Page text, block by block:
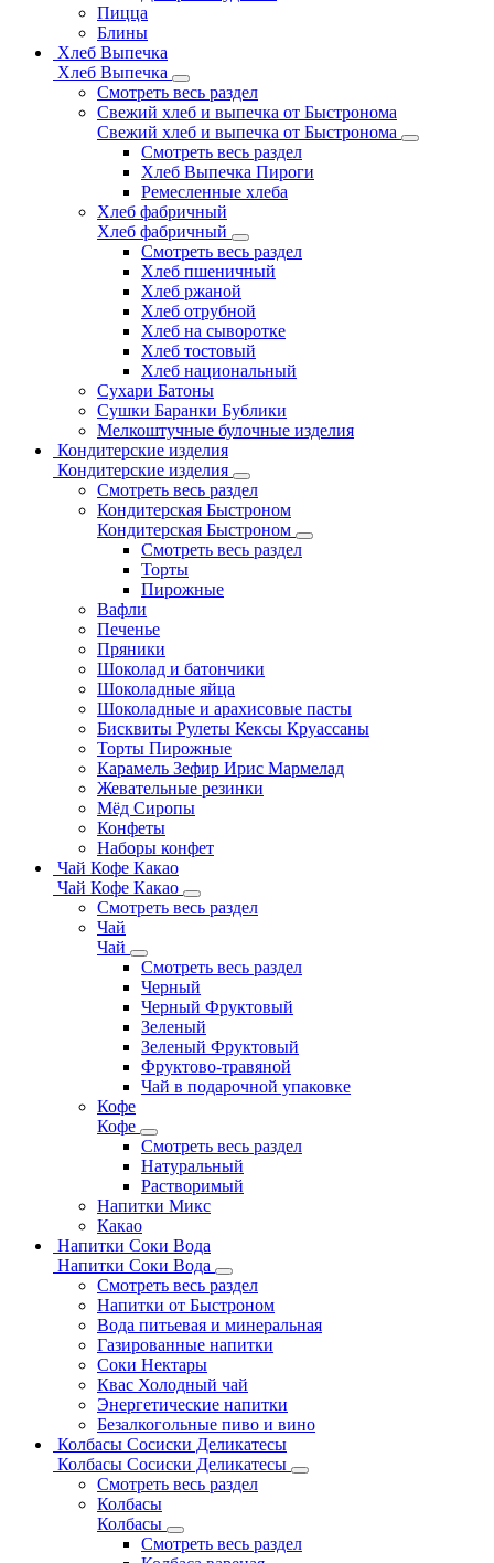
Пицца
Блины
Хлеб Выпечка
Хлеб Выпечка
Смотреть весь раздел
Свежий хлеб и выпечка от Быстронома
Свежий хлеб и выпечка от Быстронома
Смотреть весь раздел
Хлеб Выпечка Пироги
Ремесленные хлеба
Хлеб фабричный
Хлеб фабричный
Смотреть весь раздел
Хлеб пшеничный
Хлеб ржаной
Хлеб отрубной
Хлеб на сыворотке
Хлеб тостовый
Хлеб национальный
Сухари Батоны
Сушки Баранки Бублики
Мелкоштучные булочные изделия
Кондитерские изделия
Кондитерские изделия
Смотреть весь раздел
Кондитерская Быстроном
Кондитерская Быстроном
Смотреть весь раздел
Торты
Пирожные
Вафли
Печенье
Пряники
Шоколад и батончики
Шоколадные яйца
Шоколадные и арахисовые пасты
Бисквиты Рулеты Кексы Круассаны
Торты Пирожные
Карамель Зефир Ирис Мармелад
Жевательные резинки
Мёд Сиропы
Конфеты
Наборы конфет
Чай Кофе Какао
Чай Кофе Какао
Смотреть весь раздел
Чай
Чай
Смотреть весь раздел
Черный
Черный Фруктовый
Зеленый
Зеленый Фруктовый
Фруктово-травяной
Чай в подарочной упаковке
Кофе
Кофе
Смотреть весь раздел
Натуральный
Растворимый
Напитки Микс
Какао
Напитки Соки Вода
Напитки Соки Вода
Смотреть весь раздел
Напитки от Быстроном
Вода питьевая и минеральная
Газированные напитки
Соки Нектары
Квас Холодный чай
Энергетические напитки
Безалкогольные пиво и вино
Колбасы Сосиски Деликатесы
Колбасы Сосиски Деликатесы
Смотреть весь раздел
Колбасы
Колбасы
Смотреть весь раздел